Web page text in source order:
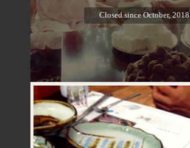
Closed since October, 2018